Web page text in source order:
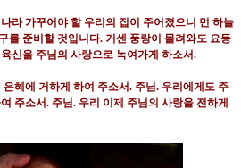
라 가꾸어야 할 우리의 집이 주어졌으니 먼 하늘
를 준비할 것입니다. 거센 풍랑이 몰려와도 요동
신을 주님의 사랑으로 녹여가게 하소서.
혜에 거하게 하여 주소서. 주님. 우리에게도 주
주소서. 주님. 우리 이제 주님의 사랑을 전하게